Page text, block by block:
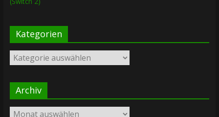
Kategorien
Kategorien
Archiv
Archiv